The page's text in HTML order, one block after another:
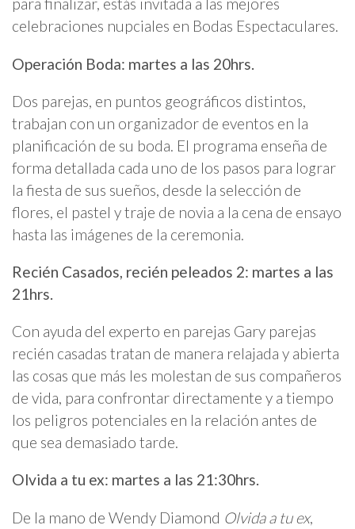
para finalizar, estás invitada a las mejores
celebraciones nupciales en Bodas Espectaculares.
Operación Boda: martes a las 20hrs.
Dos parejas, en puntos geográficos distintos,
trabajan con un organizador de eventos en la
planificación de su boda. El programa enseña de
forma detallada cada uno de los pasos para lograr
la fiesta de sus sueños, desde la selección de
flores, el pastel y traje de novia a la cena de ensayo
hasta las imágenes de la ceremonia.
Recién Casados, recién peleados 2: martes a las
21hrs.
Con ayuda del experto en parejas Gary parejas
recién casadas tratan de manera relajada y abierta
las cosas que más les molestan de sus compañeros
de vida, para confrontar directamente y a tiempo
los peligros potenciales en la relación antes de
que sea demasiado tarde.
Olvida a tu ex: martes a las 21:30hrs.
De la mano de Wendy Diamond Olvida a tu ex,